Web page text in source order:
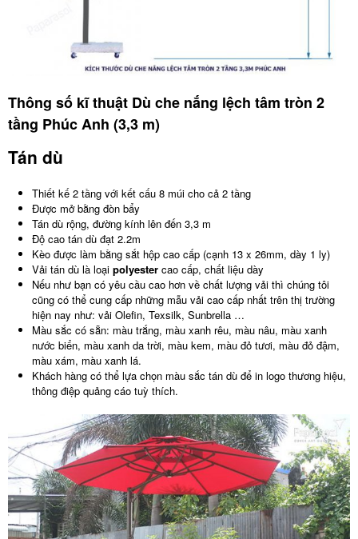
Thông số kĩ thuật Dù che nắng lệch tâm tròn 2
tầng Phúc Anh (3,3 m)
Tán dù
Thiết kế 2 tầng với kết cấu 8 múi cho cả 2 tầng
Được mở bằng đòn bẩy
Tán dù rộng, đường kính lên đến 3,3 m
Độ cao tán dù đạt 2.2m
Kèo được làm bằng sắt hộp cao cấp (cạnh 13 x 26mm, dày 1 ly)
Vải tán dù là loại polyester cao cấp, chất liệu dày
Nếu như bạn có yêu cầu cao hơn về chất lượng vải thì chúng tôi
cũng có thể cung cấp những mẫu vải cao cấp nhất trên thị trường
hiện nay như: vải Olefin, Texsilk, Sunbrella …
Màu sắc có sẵn: màu trắng, màu xanh rêu, màu nâu, màu xanh
nước biển, màu xanh da trời, màu kem, màu đỏ tươi, màu đỏ đậm,
màu xám, màu xanh lá.
Khách hàng có thể lựa chọn màu sắc tán dù để in logo thương hiệu,
thông điệp quảng cáo tuỳ thích.